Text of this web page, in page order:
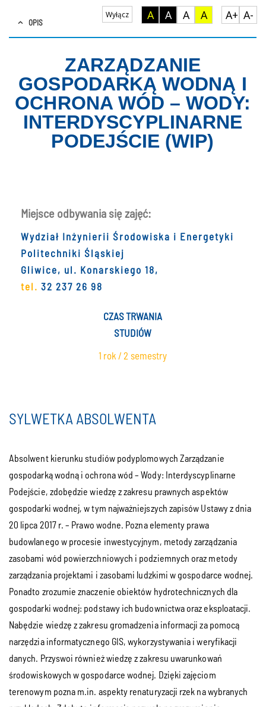
A-
A+
A
A
A
A
Wyłącz
OPIS
ZARZĄDZANIE
GOSPODARKĄ WODNĄ I
OCHRONA WÓD – WODY:
INTERDYSCYPLINARNE
PODEJŚCIE (WIP)
Miejsce odbywania się zajęć:
Wydział Inżynierii Środowiska i Energetyki
Politechniki Śląskiej
Gliwice, ul. Konarskiego 18,
tel. 32 237 26 98
CZAS TRWANIA
STUDIÓW
1 rok / 2 semestry
SYLWETKA ABSOLWENTA
Absolwent kierunku studiów podyplomowych Zarządzanie
gospodarką wodną i ochrona wód – Wody: Interdyscyplinarne
Podejście, zdobędzie wiedzę z zakresu prawnych aspektów
gospodarki wodnej, w tym najważniejszych zapisów Ustawy z dnia
20 lipca 2017 r. – Prawo wodne. Pozna elementy prawa
budowlanego w procesie inwestycyjnym, metody zarządzania
zasobami wód powierzchniowych i podziemnych oraz metody
zarządzania projektami i zasobami ludzkimi w gospodarce wodnej.
Ponadto zrozumie znaczenie obiektów hydrotechnicznych dla
gospodarki wodnej: podstawy ich budownictwa oraz eksploatacji.
Nabędzie wiedzę z zakresu gromadzenia informacji za pomocą
narzędzia informatycznego GIS, wykorzystywania i weryfikacji
danych. Przyswoi również wiedzę z zakresu uwarunkowań
środowiskowych w gospodarce wodnej. Dzięki zajęciom
terenowym pozna m.in. aspekty renaturyzacji rzek na wybranych